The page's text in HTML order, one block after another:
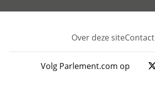
Footer
Over deze siteContact
Volg Parlement.com op